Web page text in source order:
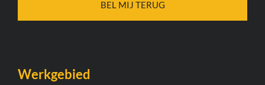
Werkgebied